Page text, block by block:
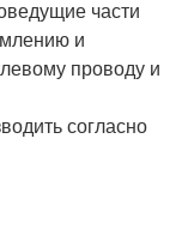
части
и
проводу и
согласно